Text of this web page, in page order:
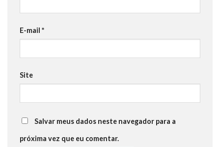
E-mail *
Site
Salvar meus dados neste navegador para a
próxima vez que eu comentar.